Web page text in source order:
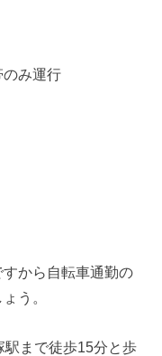
み運行
から自転車通勤の
う。
駅まで徒歩15分と歩